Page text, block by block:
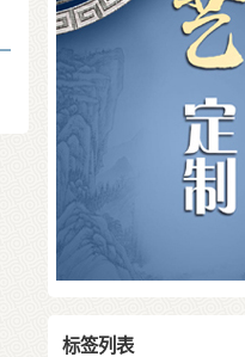
标签列表